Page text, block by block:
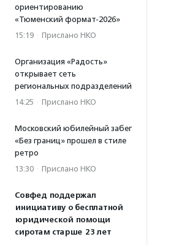
ориентированию
«Тюменский формат-2026»
15:19 · Прислано НКО
Организация «Радость»
открывает сеть
региональных подразделений
14:25 · Прислано НКО
Московский юбилейный забег
«Без границ» прошел в стиле
ретро
13:30 · Прислано НКО
Совфед поддержал
инициативу о бесплатной
юридической помощи
сиротам старше 23 лет